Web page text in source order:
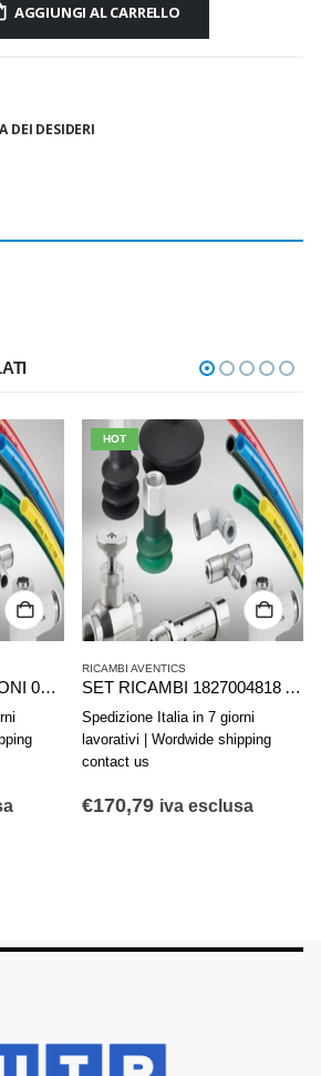
AGGIUNGI AL CARRELLO
DEI DESIDERI
RICAMBI GUARNIZIONI 0490395806 AVENTICS SERIE 16752-050
HOT
RICAMBI AVENTICS
SET RICAMBI 1827004818 AVENTICS SERIE TRB C10A D250 RODS KIT
Spedizione Italia in 7 giorni
lavorativi | Wordwide shipping
contact us
€170,79 iva esclusa